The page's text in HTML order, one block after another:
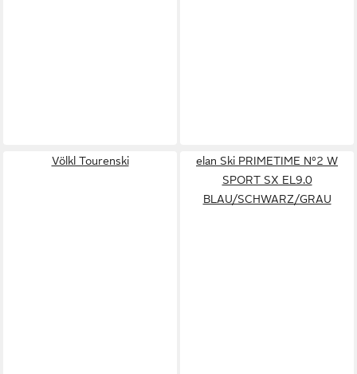
Völkl Tourenski
elan Ski PRIMETIME N°2 W
SPORT SX EL9.0
BLAU/SCHWARZ/GRAU